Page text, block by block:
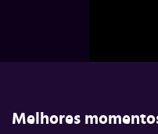
Melhores